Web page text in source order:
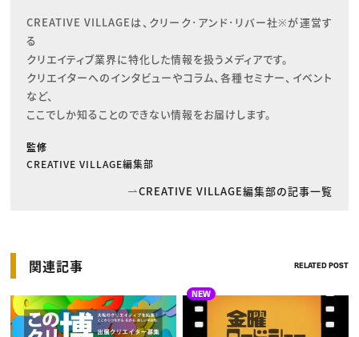
CREATIVE VILLAGEは、クリーク･アンド･リバー社※が運営す
る
クリエイティブ業界に特化した情報を扱うメディアです。
クリエイターへのインタビューやコラム、各種セミナー、イベント
など、
ここでしか知ることのできない情報をお届けします。
監修
CREATIVE VILLAGE編集部
CREATIVE VILLAGE編集部の記事一覧
関連記事 RELATED POST
NEW